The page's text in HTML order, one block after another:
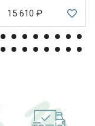
15 610 ₽